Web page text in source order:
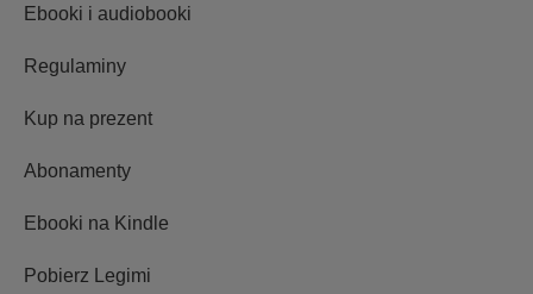
Ebooki i audiobooki
Regulaminy
Kup na prezent
Abonamenty
Ebooki na Kindle
Pobierz Legimi